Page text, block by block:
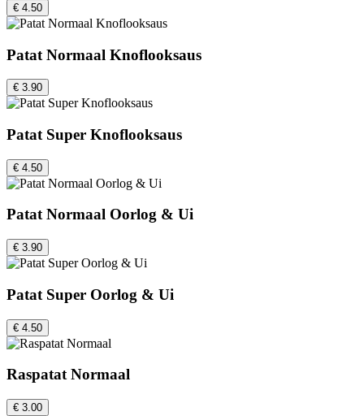
€ 4.50
Patat Normaal Knoflooksaus
€ 3.90
Patat Super Knoflooksaus
€ 4.50
Patat Normaal Oorlog & Ui
€ 3.90
Patat Super Oorlog & Ui
€ 4.50
Raspatat Normaal
€ 3.00